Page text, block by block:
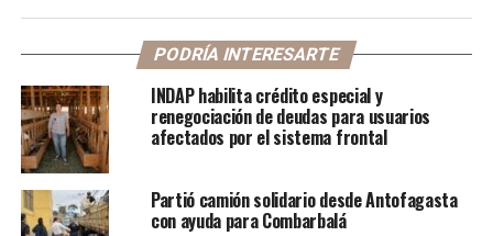
PODRÍA INTERESARTE
INDAP habilita crédito especial y
renegociación de deudas para usuarios
afectados por el sistema frontal
Partió camión solidario desde Antofagasta
con ayuda para Combarbalá